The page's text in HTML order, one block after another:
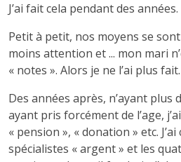
J’ai fait cela pendant des années.
Petit à petit, nos moyens se
moins attention et ... mon mari
« notes ». Alors je ne l’ai plus fait.
Des années après, n’ayant plus
ayant pris forcément de l’age,
« pension », « donation » etc.
spécialistes « argent » et les